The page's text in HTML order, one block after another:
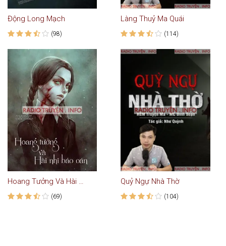
Động Long Mạch
(98)
Làng Thuỷ Ma Quái
(114)
Hoang Tưởng Và Hài Nhi Báo Oán
(69)
Quỷ Ngự Nhà Thờ
(104)